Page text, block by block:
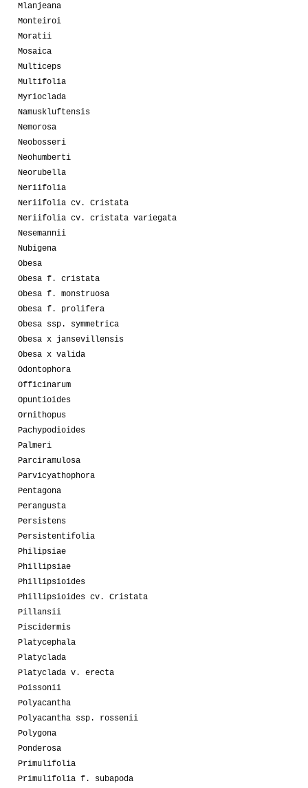
Mlanjeana
Monteiroi
Moratii
Mosaica
Multiceps
Multifolia
Myrioclada
Namuskluftensis
Nemorosa
Neobosseri
Neohumberti
Neorubella
Neriifolia
Neriifolia cv. Cristata
Neriifolia cv. cristata variegata
Nesemannii
Nubigena
Obesa
Obesa f. cristata
Obesa f. monstruosa
Obesa f. prolifera
Obesa ssp. symmetrica
Obesa x jansevillensis
Obesa x valida
Odontophora
Officinarum
Opuntioides
Ornithopus
Pachypodioides
Palmeri
Parciramulosa
Parvicyathophora
Pentagona
Perangusta
Persistens
Persistentifolia
Philipsiae
Phillipsiae
Phillipsioides
Phillipsioides cv. Cristata
Pillansii
Piscidermis
Platycephala
Platyclada
Platyclada v. erecta
Poissonii
Polyacantha
Polyacantha ssp. rossenii
Polygona
Ponderosa
Primulifolia
Primulifolia f. subapoda